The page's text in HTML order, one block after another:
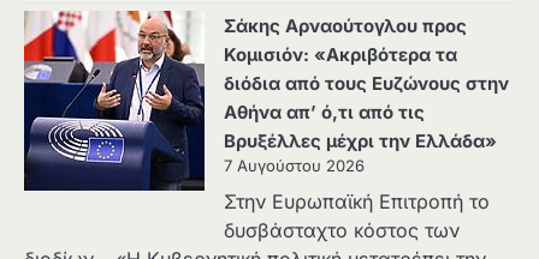
Σάκης Αρναούτογλου προς
Κομισιόν: «Ακριβότερα τα
διόδια από τους Ευζώνους στην
Αθήνα απ’ ό,τι από τις
Βρυξέλλες μέχρι την Ελλάδα»
7 Αυγούστου 2026
Στην Ευρωπαϊκή Επιτροπή το
δυσβάσταχτο κόστος των